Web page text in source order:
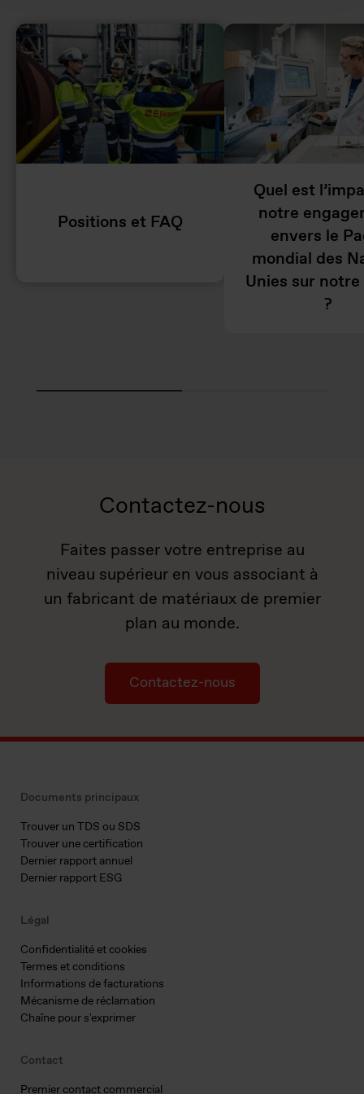
Positions et FAQ
Quel est
notre
envers le
mondial des
Unies sur
?
Contactez-nous
Faites passer votre entreprise au
niveau supérieur en vous associant à
un fabricant de matériaux de premier
plan au monde.
Contactez-nous
Documents principaux
Trouver un TDS ou SDS
Trouver une certification
Dernier rapport annuel
Dernier rapport ESG
Légal
Confidentialité et cookies
Termes et conditions
Informations de facturations
Mécanisme de réclamation
Chaîne pour s'exprimer
Contact
Premier contact commercial